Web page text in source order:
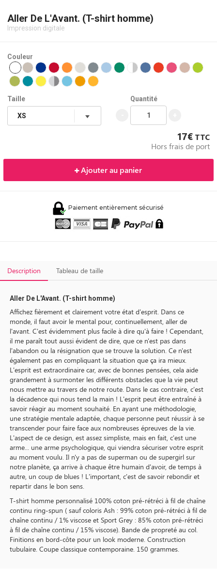
Aller De L'Avant. (T-shirt homme)
Impression digitale
Couleur
Taille Quantité
17€ TTC
Hors frais de port
Ajouter au panier
Paiement entièrement sécurisé
Description Tableau de taille
Aller De L'Avant. (T-shirt homme)
Affichez fièrement et clairement votre état d'esprit. Dans ce
monde, il faut avoir le mental pour, continuellement, aller de
l'avant. C'est évidemment plus facile à dire qu'à faire ! Cependant,
il me paraît tout aussi évident de dire, que ce n'est pas dans
l'abandon ou la résignation que se trouve la solution. Ce n'est
également pas en compliquant la situation que ça ira mieux.
L'esprit est extraordinaire car, avec de bonnes pensées, cela aide
grandement à surmonter les différents obstacles que la vie peut
nous mettre au travers de notre route. Dans le cas contraire, c'est
la décadence qui nous tend la main ! L'esprit peut être entraîné à
savoir réagir au moment souhaité. En ayant une méthodologie,
une stratégie mentale adaptée, chaque personne peut réussir à se
transcender pour faire face aux nombreuses épreuves de la vie.
L'aspect de ce design, est assez simpliste, mais en fait, c'est une
arme... une arme psychologique, qui viendra sécuriser votre esprit
au moment voulu. Il n'y a pas de superman ou de supergirl sur
notre planète, ça arrive à chaque être humain d'avoir, de temps à
autre, un coup de blues ! L'important, c'est de savoir rebondir et
repartir dans le bon sens.
T-shirt homme personnalisé 100% coton pré-rétréci à fil de chaîne
continu ring-spun ( sauf coloris Ash : 99% coton pré-rétréci à fil de
chaîne continu / 1% viscose et Sport Grey : 85% coton pré-rétréci
à fil de chaîne continu / 15% viscose). Bande de propreté au col.
Finitions en bord-côte pour un look moderne. Construction
tubulaire. Coupe classique contemporaine. 150 grammes.